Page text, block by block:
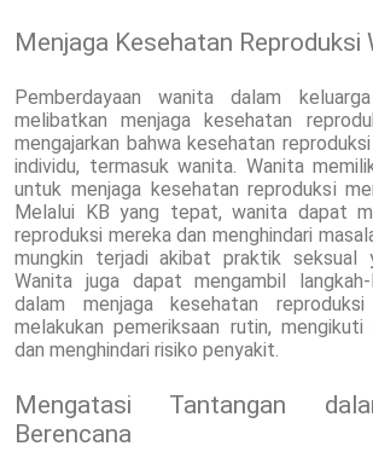
Menjaga Kesehatan Reproduksi
Pemberdayaan wanita dalam
melibatkan menjaga kesehatan
mengajarkan bahwa kesehatan
individu, termasuk wanita. Wanita
untuk menjaga kesehatan reproduksi
Melalui KB yang tepat, wanita dapat
reproduksi mereka dan menghindari
mungkin terjadi akibat praktik seksual
Wanita juga dapat mengambil
dalam menjaga kesehatan
melakukan pemeriksaan rutin,
dan menghindari risiko penyakit.
Mengatasi Tantangan
Berencana